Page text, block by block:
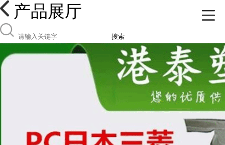
产品展厅
搜索